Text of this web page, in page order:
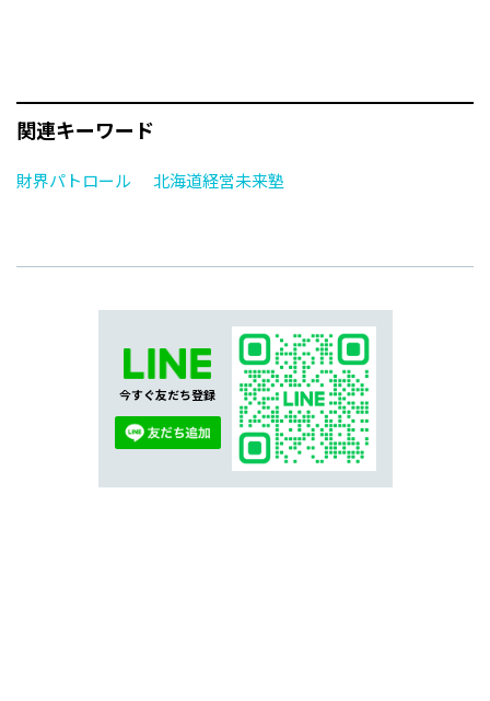
関連キーワード
財界パトロール 北海道経営未来塾
今すぐ友だち登録